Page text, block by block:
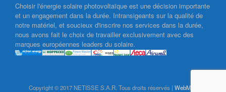
Choisir l'énergie solaire photovoltaïque est une décision importante
et un engagement dans la durée. Intransigeants sur la qualité de
notre matériel, et soucieux d'inscrire nos services dans la durée,
nous avons fait le choix de travailler exclusivement avec des
marques européennes leaders du solaire.
Copyright © 2017 NETISSE S.A.R. Tous droits réservés | WebMail